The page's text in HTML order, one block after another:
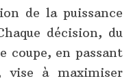
de la puissance
décision, du
coupe, en passant
vise à maximiser